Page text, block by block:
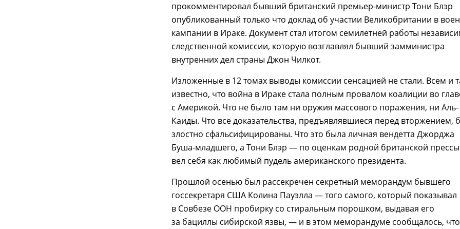
прокомментировал бывший британский премьер-министр Тони Блэр
опубликованный только что доклад об участии Великобритании в
кампании в Ираке. Документ стал итогом семилетней работы
следственной комиссии, которую возглавлял бывший замминистра
внутренних дел страны Джон Чилкот.
Изложенные в 12 томах выводы комиссии сенсацией не стали. Всем и
известно, что война в Ираке стала полным провалом коалиции во
с Америкой. Что не было там ни оружия массового поражения, ни Аль-
Каиды. Что все доказательства, предъявлявшиеся перед вторжением,
злостно сфальсифицированы. Что это была личная вендетта Джорджа
Буша-младшего, а Тони Блэр — по оценкам родной британской
вел себя как любимый пудель американского президента.
Прошлой осенью был рассекречен секретный меморандум бывшего
госсекретаря США Колина Пауэлла — того самого, который показывал
в Совбезе ООН пробирку со стиральным порошком, выдавая его
за бациллы сибирской язвы, — и в этом меморандуме сообщалось, что